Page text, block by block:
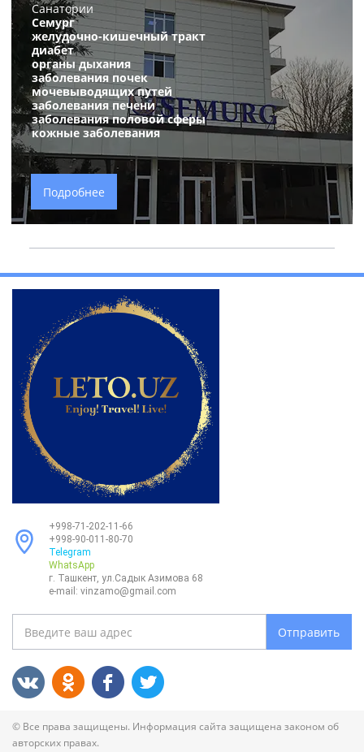
Санатории
Семург
желудочно-кишечный тракт
диабет
органы дыхания
заболевания почек
мочевыводящих путей
заболевания печени
заболевания половой сферы
кожные заболевания
Подробнее
+998-71-202-11-66
+998-90-011-80-70
Telegram
WhatsApp
г. Ташкент, ул.Садык Азимова 68
e-mail: vinzamo@gmail.com
Отправить
© Все права защищены. Информация сайта защищена законом об
авторских правах.